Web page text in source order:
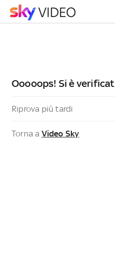
Ooooops! Si è
Riprova più tardi
Torna a Video Sky